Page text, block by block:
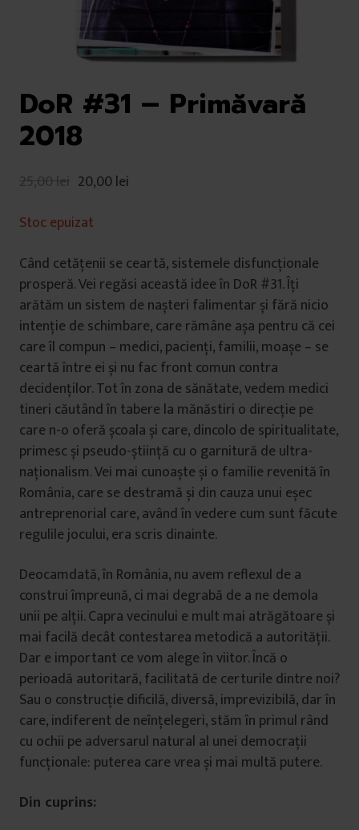
DoR #31 – Primăvară
2018
25,00lei 20,00lei
Stoc epuizat
Când cetățenii se ceartă, sistemele disfuncționale
prosperă. Vei regăsi această idee în DoR #31. Îți
arătăm un sistem de nașteri falimentar și fără nicio
intenție de schimbare, care rămâne așa pentru că cei
care îl compun – medici, pacienți, familii, moașe – se
ceartă între ei și nu fac front comun contra
decidenților. Tot în zona de sănătate, vedem medici
tineri căutând în tabere la mănăstiri o direcție pe
care n-o oferă școala și care, dincolo de spiritualitate,
primesc și pseudo-știință cu o garnitură de ultra-
naționalism. Vei mai cunoaște și o familie revenită în
România, care se destramă și din cauza unui eșec
antreprenorial care, având în vedere cum sunt făcute
regulile jocului, era scris dinainte.
Deocamdată, în România, nu avem reflexul de a
construi împreună, ci mai degrabă de a ne demola
unii pe alții. Capra vecinului e mult mai atrăgătoare și
mai facilă decât contestarea metodică a autorității.
Dar e important ce vom alege în viitor. Încă o
perioadă autoritară, facilitată de certurile dintre noi?
Sau o construcție dificilă, diversă, imprevizibilă, dar în
care, indiferent de neînțelegeri, stăm în primul rând
cu ochii pe adversarul natural al unei democrații
funcționale: puterea care vrea și mai multă putere.
Din cuprins: